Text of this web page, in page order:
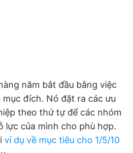
năm bắt đầu bằng việc
đích. Nó đặt ra các ưu
theo thứ tự để các nhóm
lực của mình cho phù hợp.
ví dụ về mục tiêu cho 1/5/10